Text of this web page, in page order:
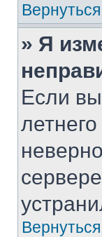
» Я
Если